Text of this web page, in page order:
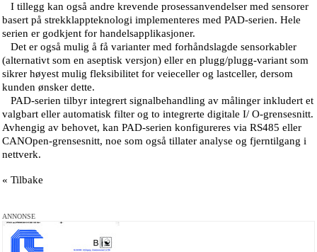
I tillegg kan også andre krevende prosessanvendelser med sensorer
basert på strekklappteknologi implementeres med PAD-serien. Hele
serien er godkjent for handelsapplikasjoner.
Det er også mulig å få varianter med forhåndslagde sensorkabler
(alternativt som en aseptisk versjon) eller en plugg/plugg-variant som
sikrer høyest mulig fleksibilitet for veieceller og lastceller, dersom
kunden ønsker dette.
PAD-serien tilbyr integrert signalbehandling av målinger inkludert et
valgbart eller automatisk filter og to integrerte digitale I/ O-grensesnitt.
Avhengig av behovet, kan PAD-serien konfigureres via RS485 eller
CANOpen-grensesnitt, noe som også tillater analyse og fjerntilgang i
nettverk.
« Tilbake
ANNONSE